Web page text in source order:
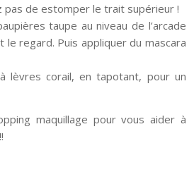
pas de estomper le trait supérieur !
taupe au niveau de l’arcade
le regard. Puis appliquer du mascara
lèvres corail, en tapotant, pour un
maquillage pour vous aider à